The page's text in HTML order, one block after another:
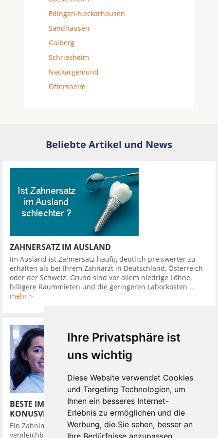
Ihre Privatsphäre ist
uns wichtig
Diese Website verwendet Cookies
und Targeting Technologien, um
Ihnen ein besseres Internet-
Erlebnis zu ermöglichen und die
Werbung, die Sie sehen, besser an
Ihre Bedürfnisse anzupassen.
Edingen-Neckarhausen
Sandhausen
Gaiberg
Schriesheim
Neckargemünd
Oftersheim
Beliebte Artikel und News
ZAHNERSATZ IM AUSLAND
Im Ausland ist Zahnersatz häufig deutlich preiswerter zu
erhalten als bei Ihrem Zahnarzt in Deutschland, Österreich
oder der Schweiz. Grund sind vor allem niedrige Löhne,
billigere Raummieten und die geringeren Laborkosten ...
mehr >
BESTE IMPLANTATSYSTEME HABEN
KONUSVERBINDUNG
Ein Zahnimplantat in den Kieferknochen zu setzen, ist
vergleichbar mit dem Eindrehen eines Dübels in die Wand. In